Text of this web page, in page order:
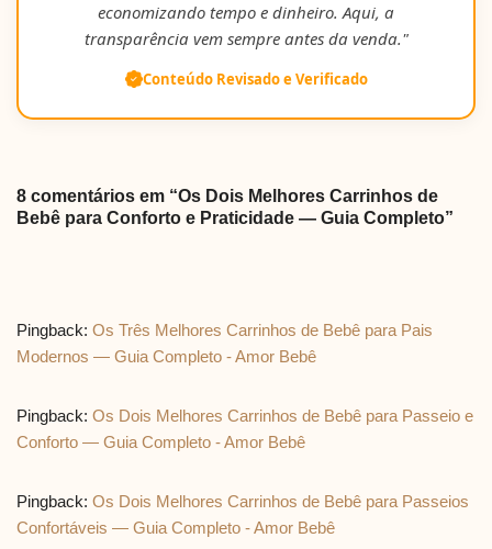
economizando tempo e dinheiro. Aqui, a
transparência vem sempre antes da venda."
Conteúdo Revisado e Verificado
8 comentários em “Os Dois Melhores Carrinhos de
Bebê para Conforto e Praticidade — Guia Completo”
Pingback: Os Três Melhores Carrinhos de Bebê para Pais
Modernos — Guia Completo - Amor Bebê
Pingback: Os Dois Melhores Carrinhos de Bebê para Passeio e
Conforto — Guia Completo - Amor Bebê
Pingback: Os Dois Melhores Carrinhos de Bebê para Passeios
Confortáveis — Guia Completo - Amor Bebê